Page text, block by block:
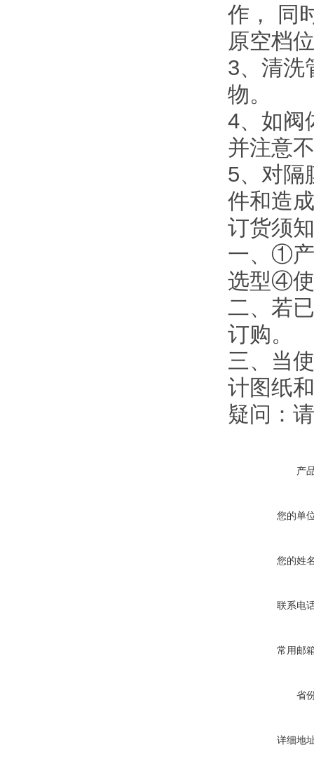
作， 同
原空档
3、清洗
物。
4、如阀
并注意
5、对隔
件和造
订货须
一、①
选型④
二、若
订购。
三、当
计图纸
疑问：
产
您的单
您的姓
联系电
常用邮
省
详细地